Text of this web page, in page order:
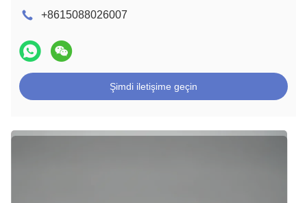
+8615088026007
Şimdi iletişime geçin